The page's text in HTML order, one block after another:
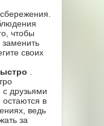
чтобы
заменить
своих
друзьями
в
ведь
за